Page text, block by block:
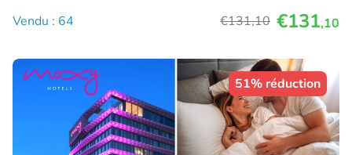
Vendu : 64
€131,10 €131,10
51% réduction